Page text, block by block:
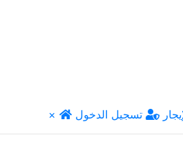
× تسجيل الدخول